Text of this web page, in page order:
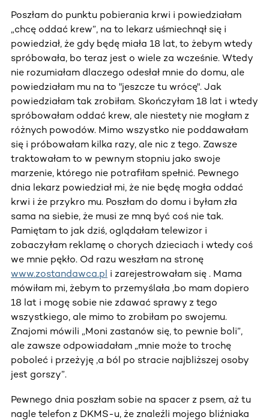
Poszłam do punktu pobierania krwi i powiedziałam
„chcę oddać krew”, na to lekarz uśmiechnął się i
powiedział, że gdy będę miała 18 lat, to żebym wtedy
spróbowała, bo teraz jest o wiele za wcześnie. Wtedy
nie rozumiałam dlaczego odesłał mnie do domu, ale
powiedziałam mu na to "jeszcze tu wrócę". Jak
powiedziałam tak zrobiłam. Skończyłam 18 lat i wtedy
spróbowałam oddać krew, ale niestety nie mogłam z
różnych powodów. Mimo wszystko nie poddawałam
się i próbowałam kilka razy, ale nic z tego. Zawsze
traktowałam to w pewnym stopniu jako swoje
marzenie, którego nie potrafiłam spełnić. Pewnego
dnia lekarz powiedział mi, że nie będę mogła oddać
krwi i że przykro mu. Poszłam do domu i byłam zła
sama na siebie, że musi ze mną być coś nie tak.
Pamiętam to jak dziś, oglądałam telewizor i
zobaczyłam reklamę o chorych dzieciach i wtedy coś
we mnie pękło. Od razu weszłam na stronę
www.zostandawca.pl i zarejestrowałam się . Mama
mówiłam mi, żebym to przemyślała ,bo mam dopiero
18 lat i mogę sobie nie zdawać sprawy z tego
wszystkiego, ale mimo to zrobiłam po swojemu.
Znajomi mówili „Moni zastanów się, to pewnie boli”,
ale zawsze odpowiadałam „mnie może to trochę
poboleć i przeżyję ,a ból po stracie najbliższej osoby
jest gorszy”.
Pewnego dnia poszłam sobie na spacer z psem, aż tu
nagle telefon z DKMS-u, że znaleźli mojego bliźniaka